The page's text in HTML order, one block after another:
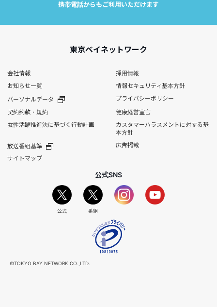
携帯電話からもご利用いただけます
東京ベイネットワーク
会社情報
採用情報
お知らせ一覧
情報セキュリティ基本方針
パーソナルデータ
プライバシーポリシー
契約約款・規約
健康経営宣言
女性活躍推進法に基づく行動計画
カスタマーハラスメントに対する基
本方針
放送番組基準
広告掲載
サイトマップ
公式SNS
公式 番組
©TOKYO BAY NETWORK CO.,LTD.